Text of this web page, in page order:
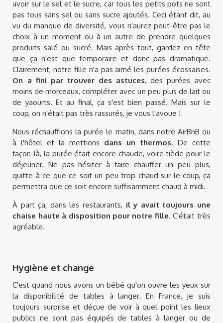
avoir sur le sel et le sucre, car tous les petits pots ne sont
pas tous sans sel ou sans sucre ajoutés. Ceci étant dit, au
vu du manque de diversité, vous n'aurez peut-être pas le
choix à un moment ou à un autre de prendre quelques
produits salé ou sucré. Mais après tout, gardez en tête
que ça n'est que temporaire et donc pas dramatique.
Clairement, notre fille n'a pas aimé les purées écossaises.
On a fini par trouver des astuces, des purées avec
moins de morceaux, compléter avec un peu plus de lait ou
de yaourts. Et au final, ça s'est bien passé. Mais sur le
coup, on n'était pas très rassurés, je vous l'avoue !
Nous réchauffions la purée le matin, dans notre AirBnB ou
à l'hôtel et la mettions dans un thermos. De cette
façon-là, la purée était encore chaude, voire tiède pour le
déjeuner. Ne pas hésiter à faire chauffer un peu plus,
quitte à ce que ce soit un peu trop chaud sur le coup, ça
permettra que ce soit encore suffisamment chaud à midi.
À part ça, dans les restaurants, il y avait toujours une
chaise haute à disposition pour notre fille. C'était très
agréable.
Hygiène et change
C'est quand nous avons un bébé qu'on ouvre les yeux sur
la disponibilité de tables à langer. En France, je suis
toujours surprise et déçue de voir à quel point les lieux
publics ne sont pas équipés de tables à langer ou de